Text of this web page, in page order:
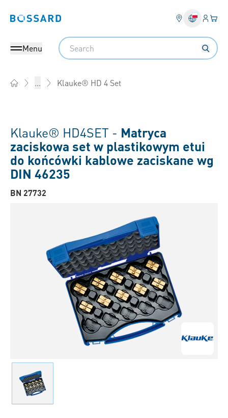
Bossard homepage Login
Menu
Search
... Klauke® HD 4 Set
Klauke® HD4SET - Matryca
zaciskowa set w plastikowym etui
do końcówki kablowe zaciskane wg
DIN 46235
BN 27732